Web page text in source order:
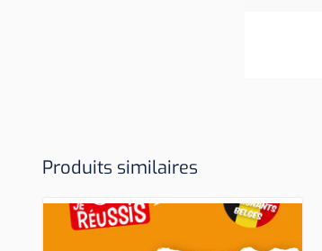
Produits similaires